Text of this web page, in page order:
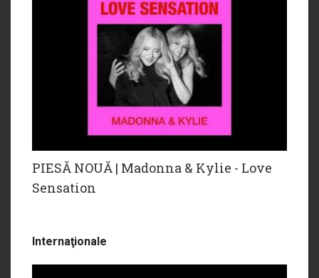
PIESĂ NOUĂ | Madonna & Kylie - Love
Sensation
Internaţionale